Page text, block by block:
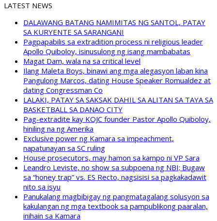
LATEST NEWS
DALAWANG BATANG NAMIMITAS NG SANTOL, PATAY
SA KURYENTE SA SARANGANI
Pagpapabilis sa extradition process ni religious leader
Apollo Quiboloy, isinusulong ng isang mambabatas
Magat Dam, wala na sa critical level
Ilang Maleta Boys, binawi ang mga alegasyon laban kina
Pangulong Marcos, dating House Speaker Romualdez at
dating Congressman Co
LALAKI, PATAY SA SAKSAK DAHIL SA ALITAN SA TAYA SA
BASKETBALL SA DANAO CITY
Pag-extradite kay KOJC founder Pastor Apollo Quiboloy,
hiniling na ng Amerika
Exclusive power ng Kamara sa impeachment,
napatunayan sa SC ruling
House prosecutors, may hamon sa kampo ni VP Sara
Leandro Leviste, no show sa subpoena ng NBI; Bugaw
sa “honey trap” vs. ES Recto, nagsisisi sa pagkakadawit
nito sa isyu
Panukalang magbibigay ng pangmatagalang solusyon sa
kakulangan ng mga textbook sa pampublikong paaralan,
inihain sa Kamara